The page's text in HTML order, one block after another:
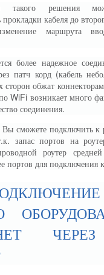
такого решения
прокладки кабеля до
маршрута
более надежное
патч корд (кабель
сторон обжат
WiFi возникает много
соединения.
сможете подключить к
запас портов на
роутер
портов для подключения